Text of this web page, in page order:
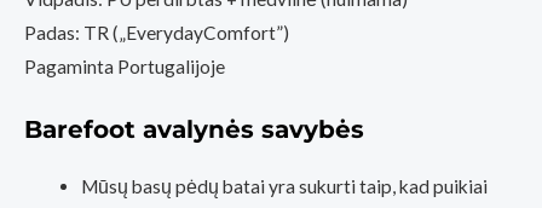
Padas: TR („EverydayComfort”)
Pagaminta Portugalijoje
Barefoot avalynės savybės
Mūsų basų pėdų batai yra sukurti taip, kad puikiai